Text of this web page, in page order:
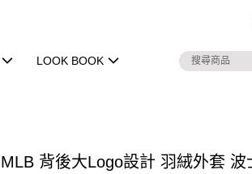
LOOK BOOK
MLB 背後大Logo設計 羽絨外套 波